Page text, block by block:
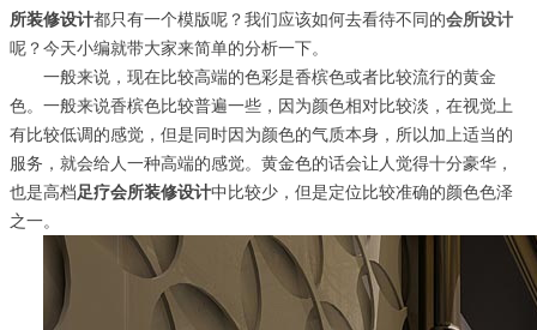
所装修设计都只有一个模版呢？我们应该如何去看待不同的会所设计
呢？今天小编就带大家来简单的分析一下。
一般来说，现在比较高端的色彩是香槟色或者比较流行的黄金
色。一般来说香槟色比较普遍一些，因为颜色相对比较淡，在视觉上
有比较低调的感觉，但是同时因为颜色的气质本身，所以加上适当的
服务，就会给人一种高端的感觉。黄金色的话会让人觉得十分豪华，
也是高档足疗会所装修设计中比较少，但是定位比较准确的颜色色泽
之一。